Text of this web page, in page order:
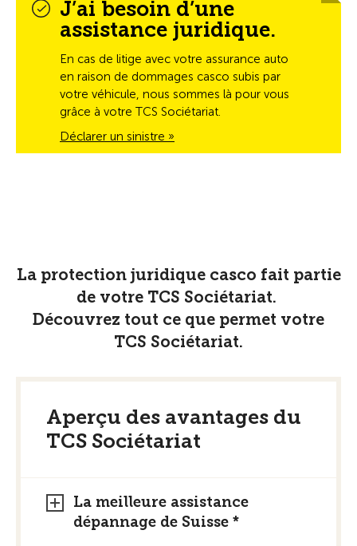
J’ai besoin d’une
assistance juridique.
En cas de litige avec votre assurance auto
en raison de dommages casco subis par
votre véhicule, nous sommes là pour vous
grâce à votre TCS Sociétariat.
Déclarer un sinistre »
La protection juridique casco fait partie
de votre TCS Sociétariat.
Découvrez tout ce que permet votre
TCS Sociétariat.
Aperçu des avantages du
TCS Sociétariat
La meilleure assistance
dépannage de Suisse *